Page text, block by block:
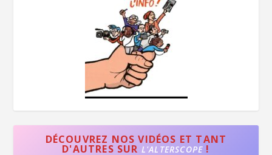
DÉCOUVREZ NOS VIDÉOS ET TANT
D'AUTRES SUR L'ALTERSCOPE !